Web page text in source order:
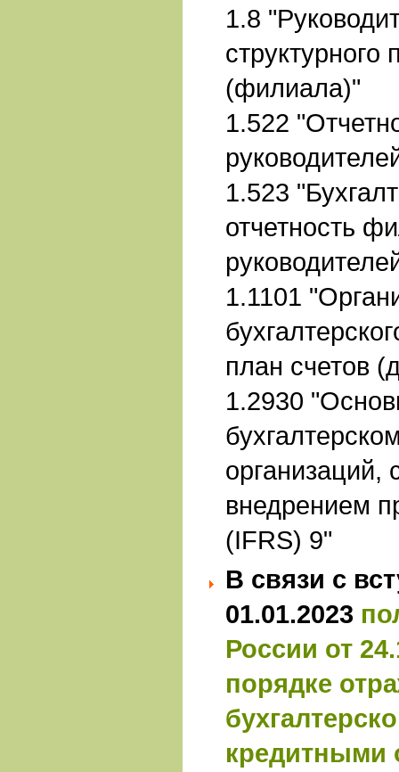
1.8
структурного
(филиала)"
1.522
1.523
отчетность
1.1101
план счетов
1.2930
организаций,
внедрением
(IFRS) 9"
В связи с
01.01.2023
России от
порядке
кредитными